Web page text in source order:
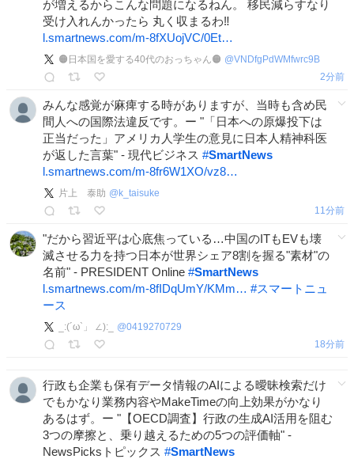
が増えるからこんな問題になるねん。 移民減らすなり
受け入れんかったら 丸く収まるわ‼️
l.smartnews.com/m-8fXUojVC/0Et…
🟠日本国を愛する40代のおっちゃん🟠 @VNDfgPdWMfwrc9B
2分前
みんな感覚が麻痺する時がありますが、当時も含め民
間人への国際法違反です。ー "「日本への原爆投下は
正当だった」アメリカ人学生の意見に日本人精神科医
が返した言葉" - 現代ビジネス #SmartNews
l.smartnews.com/m-8fr6W1XO/vz8…
片上 泰助 @ k_taisuke
11分前
"だから習近平は心底焦っている…中国のITもEVも壊
滅させる力を持つ日本が世界シェア8割を握る"素材"の
名前" - PRESIDENT Online #SmartNews
l.smartnews.com/m-8fIDqUmY/KMm… #スマートニュ
ース
_:(´ω`」 ∠):_ @0419270729
18分前
行政も企業も保有データ情報のAIによる曖昧検索だけ
でもかなり業務内容やMakeTimeの向上効果がかなり
あるはず。ー "【OECD調査】行政の生成AI活用を阻む
3つの摩擦と、乗り越えるための5つの評価軸" -
NewsPicksトピックス #SmartNews